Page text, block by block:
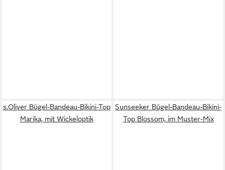
s.Oliver Bügel-Bandeau-Bikini-Top
Marika, mit Wickeloptik
Sunseeker Bügel-Bandeau-Bikini-
Top Blossom, im Muster-Mix